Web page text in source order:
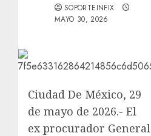
SOPORTEINFIX
MAYO 30, 2026
Ciudad De México, 29
de mayo de 2026.- El
ex procurador General